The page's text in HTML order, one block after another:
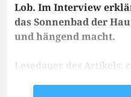
Lob. Im Interview
das Sonnenbad der
und hängend macht.
Lesedauer des Artikels: